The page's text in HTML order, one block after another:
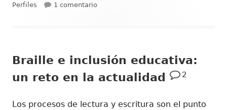
el
Perfiles 1 comentarioen El legado de María Consuelo
Braille e inclusión educativa:
un reto en la actualidad
2
Los procesos de lectura y escritura son el punto